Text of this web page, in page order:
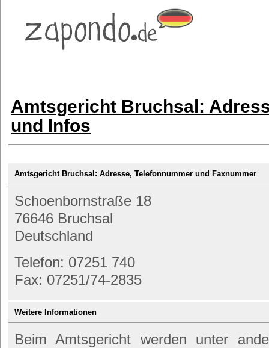
Amtsgericht Bruchsal:
und Infos
Amtsgericht Bruchsal: Adresse, Telefonnummer und Faxnummer
Schoenbornstraße 18
76646 Bruchsal
Deutschland
Telefon: 07251 740
Fax: 07251/74-2835
Weitere Informationen
Beim Amtsgericht werden unter